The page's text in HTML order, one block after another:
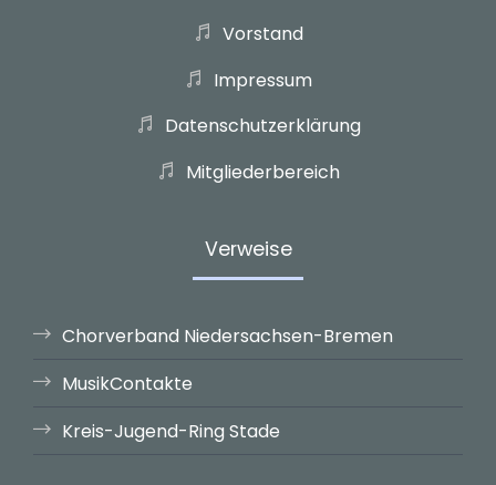
Vorstand
Impressum
Datenschutzerklärung
Mitgliederbereich
Verweise
Chorverband Niedersachsen-Bremen
MusikContakte
Kreis-Jugend-Ring Stade